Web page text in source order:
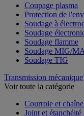
Coupage plasma
Protection de
Soudage à
Soudage
Soudage flamme
Soudage MIG/
Soudage TIG
Transmission mécanique
Voir toute la catégorie
Courroie et
Joint et étanchéité